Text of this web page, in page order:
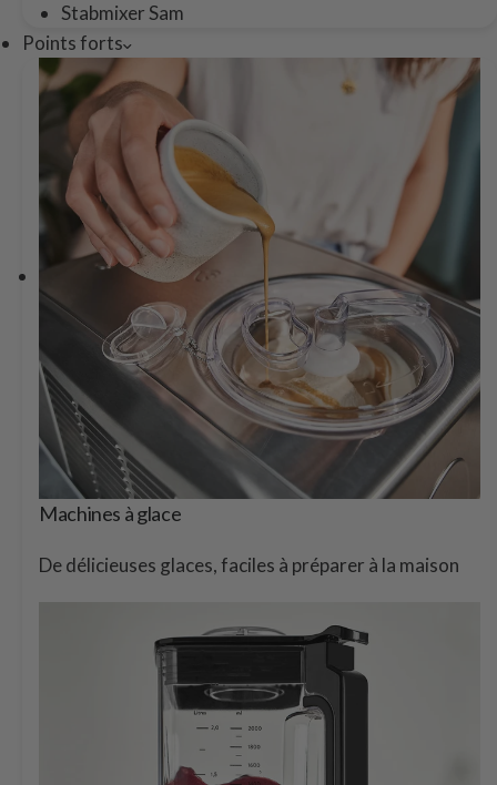
Stabmixer Sam
Points forts
Machines à glace
De délicieuses glaces, faciles à préparer à la maison